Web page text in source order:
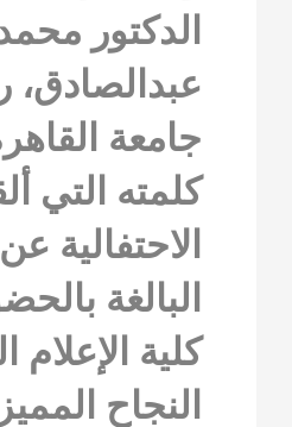
الدكتور
عبدالصادق،
جامعة
كلمته التي
الاحتفالية
البالغة
كلية الإعلام
النجاح